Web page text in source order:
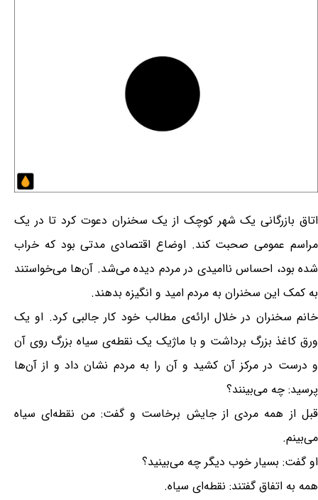
اتاق بازرگانی یک شهر کوچک از یک سخنران دعوت کرد تا در یک
مراسم عمومی صحبت کند. اوضاع اقتصادی مدتی بود که خراب
شده بود، احساس ناامیدی در مردم دیده می‌شد. آن‌ها می‌خواستند
به کمک این سخنران به مردم امید و انگیزه بدهند.
خانم سخنران در خلال ارائه‌ی مطالب خود کار جالبی کرد. او یک
ورق کاغذ بزرگ برداشت و با ماژیک یک نقطه‌ی سیاه بزرگ روی آن
و درست در مرکز آن کشید و آن را به مردم نشان داد و از آن‌ها
پرسید: چه می‌بینند؟
قبل از همه مردی از جایش برخاست و گفت: من نقطه‌ای سیاه
می‌بینم.
او گفت: بسیار خوب دیگر چه می‌بینید؟
همه به اتفاق گفتند: نقطه‌ای سیاه.